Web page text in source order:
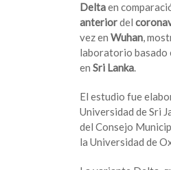
Deltaen
anteriordel
vez enWuhan,
laboratorio basado
enSri Lanka.
El estudio fue
Universidad de Sri
del Consejo
la Universidad de